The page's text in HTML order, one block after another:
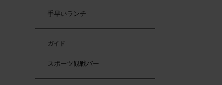
手早いランチ
ガイド
スポーツ観戦バー